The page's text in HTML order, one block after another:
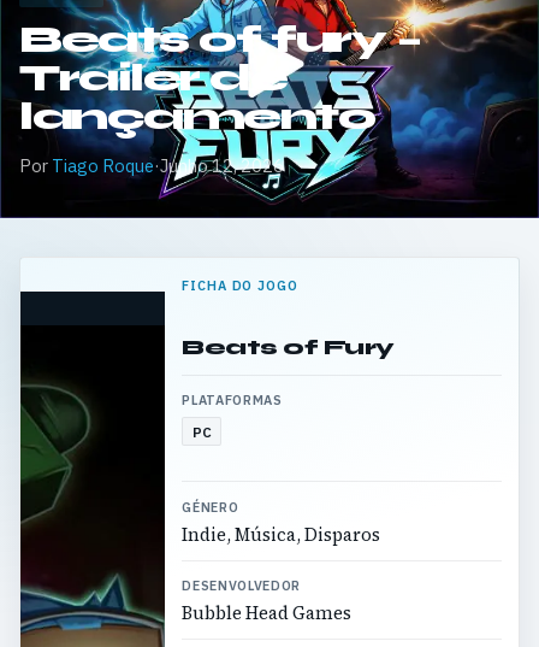
Beats of fury –
Trailer de
lançamento
Por Tiago Roque·Junho 12, 2026
FICHA DO JOGO
Beats of Fury
PLATAFORMAS
PC
GÉNERO
Indie, Música, Disparos
DESENVOLVEDOR
Bubble Head Games